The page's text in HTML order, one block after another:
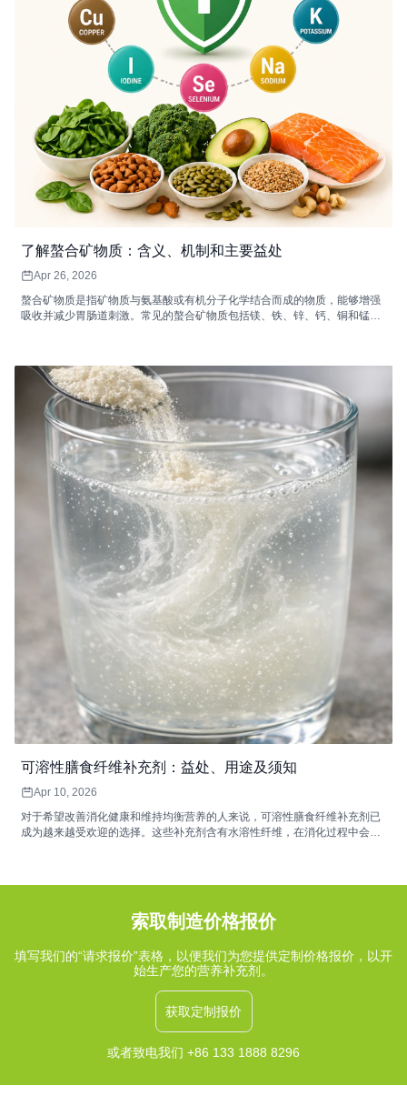
了解螯合矿物质：含义、机制和主要益处
Apr 26, 2026
螯合矿物质是指矿物质与氨基酸或有机分子化学结合而成的物质，能够增强
吸收并减少胃肠道刺激。常见的螯合矿物质包括镁、铁、锌、钙、铜和锰，
提高矿物质的利用率，并改善整体健康状况。
可溶性膳食纤维补充剂：益处、用途及须知
Apr 10, 2026
对于希望改善消化健康和维持均衡营养的人来说，可溶性膳食纤维补充剂已
成为越来越受欢迎的选择。这些补充剂含有水溶性纤维，在消化过程中会形
索取制造价格报价
填写我们的“请求报价”表格，以便我们为您提供定制价格报价，以开
始生产您的营养补充剂。
获取定制报价
或者致电我们 +86 133 1888 8296